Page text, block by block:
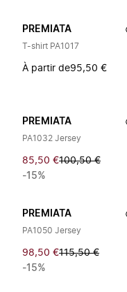
PREMIATA
T-shirt PA1017
À partir de95,50 €
PREMIATA
PA1032 Jersey
85,50 €100,50 €
-15%
PREMIATA
PA1050 Jersey
98,50 €115,50 €
-15%